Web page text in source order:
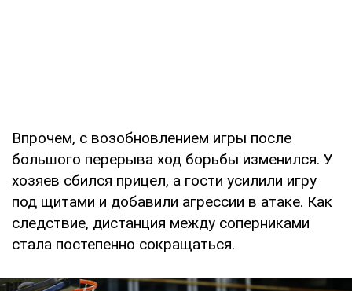
Впрочем, с возобновлением игры после
большого перерыва ход борьбы изменился. У
хозяев сбился прицел, а гости усилили игру
под щитами и добавили агрессии в атаке. Как
следствие, дистанция между соперниками
стала постепенно сокращаться.